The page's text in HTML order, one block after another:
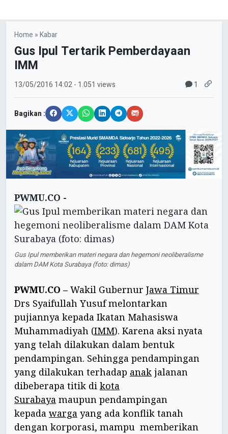
Home »Kabar
Gus Ipul Tertarik Pemberdayaan
IMM
13/05/2016 14:02- 1.051 views 1
Bagikan :
PWMU.CO -
Gus Ipul memberikan materi negara dan hegemoni neoliberalisme
dalam DAM Kota Surabaya (foto: dimas)
PWMU.CO – Wakil Gubernur Jawa Timur
Drs Syaifullah Yusuf melontarkan
pujiannya kepada Ikatan Mahasiswa
Muhammadiyah (IMM). Karena aksi nyata
yang telah dilakukan dalam bentuk
pendampingan. Sehingga pendampingan
yang dilakukan terhadap anak jalanan
dibeberapa titik di kota
Surabaya maupun pendampingan
kepada warga yang ada konflik tanah
dengan korporasi, mampu memberikan